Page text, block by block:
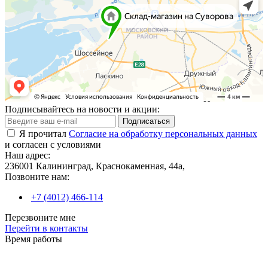
Подписывайтесь на новости и акции:
Подписаться
Я прочитал Согласие на обработку персональных данных
и согласен с условиями
Наш адрес:
236001 Калининград, Краснокаменная, 44а,
Позвоните нам:
+7 (4012) 466-114
Перезвоните мне
Перейти в контакты
Время работы